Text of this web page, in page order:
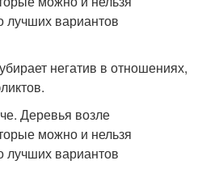
негатив в отношениях,